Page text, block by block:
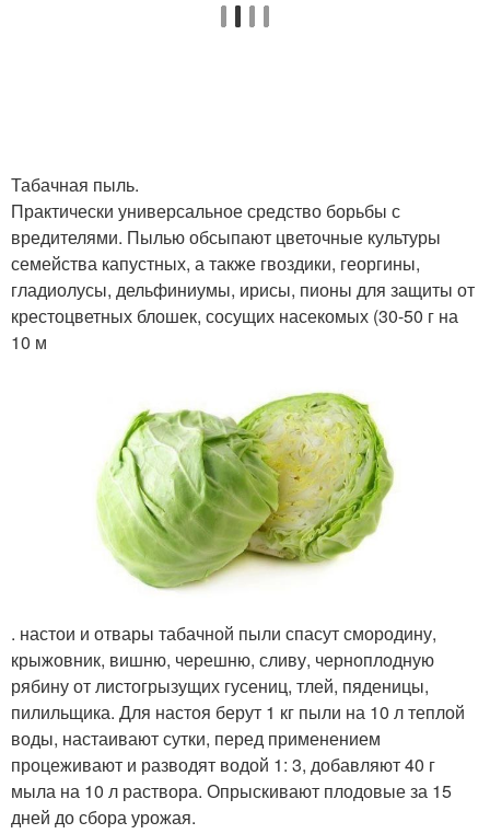
Табачная пыль.
Практически универсальное средство борьбы с
вредителями. Пылью обсыпают цветочные культуры
семейства капустных, а также гвоздики, георгины,
гладиолусы, дельфиниумы, ирисы, пионы для защиты от
крестоцветных блошек, сосущих насекомых (30-50 г на
10 м
. настои и отвары табачной пыли спасут смородину,
крыжовник, вишню, черешню, сливу, черноплодную
рябину от листогрызущих гусениц, тлей, пяденицы,
пилильщика. Для настоя берут 1 кг пыли на 10 л теплой
воды, настаивают сутки, перед применением
процеживают и разводят водой 1: 3, добавляют 40 г
мыла на 10 л раствора. Опрыскивают плодовые за 15
дней до сбора урожая.